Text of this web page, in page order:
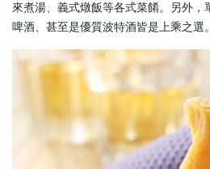
來煮湯、義式燉飯等各式菜餚。另外，
啤酒、甚至是優質波特酒皆是上乘之選。